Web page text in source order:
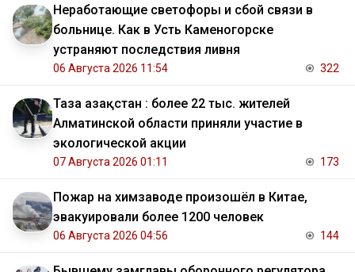
Неработающие светофоры и сбой связи в
больнице. Как в Усть Каменогорске
устраняют последствия ливня
06 Августа 2026 11:54 322
Таза Қазақстан : более 22 тыс. жителей
Алматинской области приняли участие в
экологической акции
07 Августа 2026 01:11 173
Пожар на химзаводе произошёл в Китае,
эвакуировали более 1200 человек
06 Августа 2026 04:56 144